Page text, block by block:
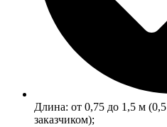
Длина: от 0,75 до 1,5 м
заказчиком);